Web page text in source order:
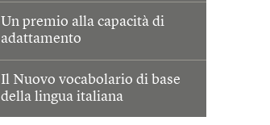
Un premio alla capacità di
adattamento
Il Nuovo vocabolario di base
della lingua italiana